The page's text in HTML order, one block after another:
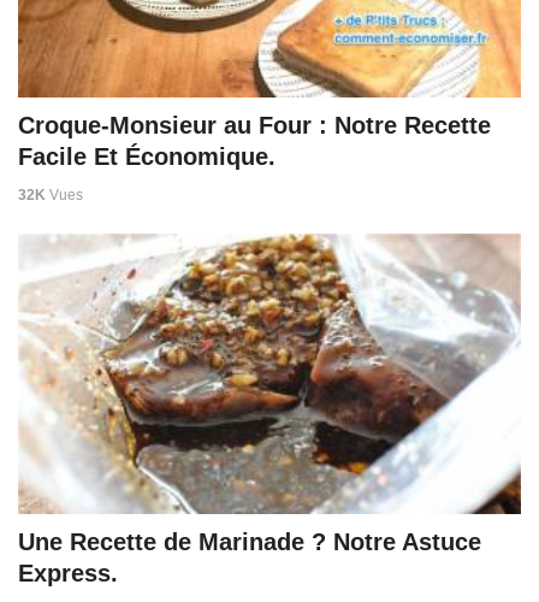
Croque-Monsieur au Four : Notre Recette
Facile Et Économique.
32K Vues
Une Recette de Marinade ? Notre Astuce
Express.